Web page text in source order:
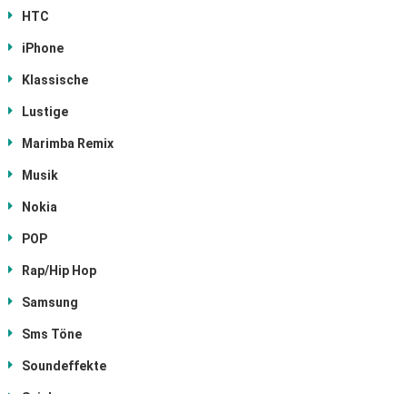
HTC
iPhone
Klassische
Lustige
Marimba Remix
Musik
Nokia
POP
Rap/Hip Hop
Samsung
Sms Töne
Soundeffekte